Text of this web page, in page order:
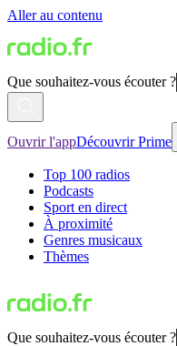
Aller au contenu
Que souhaitez-vous écouter ?
Ouvrir l'appDécouvrir Prime
Top 100 radios
Podcasts
Sport en direct
À proximité
Genres musicaux
Thèmes
Que souhaitez-vous écouter ?